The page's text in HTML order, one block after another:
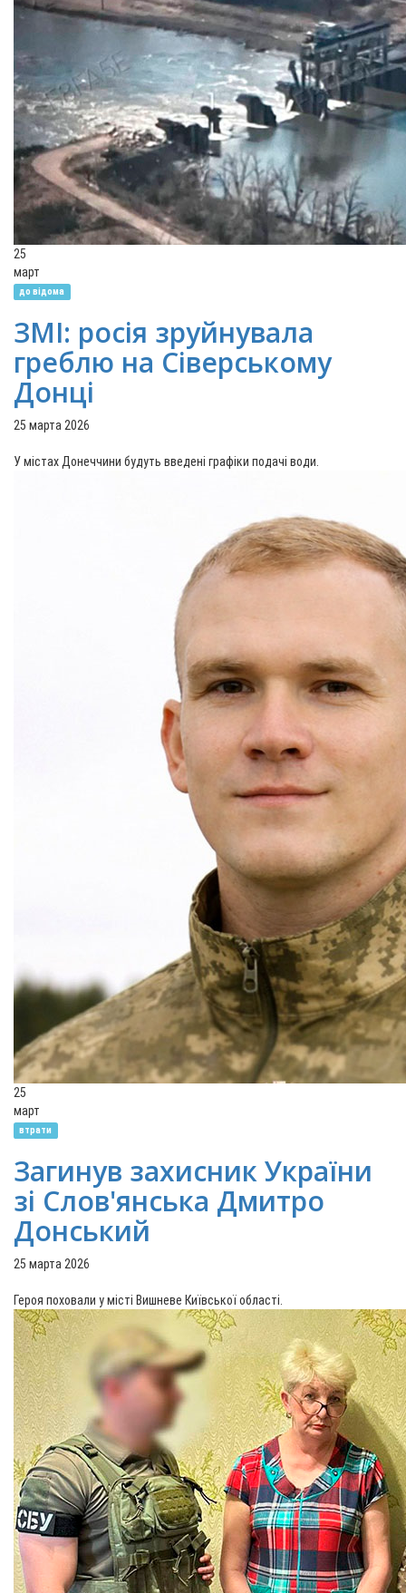
25
март
до відома
ЗМІ: росія зруйнувала
греблю на Сіверському
Донці
25 марта 2026
У містах Донеччини будуть введені графіки подачі води.
25
март
втрати
Загинув захисник України
зі Слов'янська Дмитро
Донський
25 марта 2026
Героя поховали у місті Вишневе Київської області.